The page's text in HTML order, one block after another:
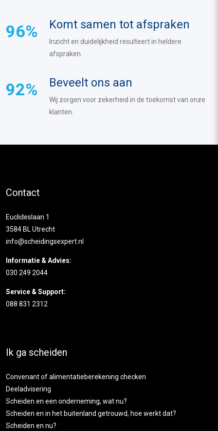
96% Komt samen tot afspraken
Inzicht en duidelijkheid resulteert in heldere
afspraken.
92% Beveelt ons aan
Wij zorgen voor zekerheid in de toekomst van onze
klanten.
Contact
Euclideslaan 1
3584 BL Utrecht
info@scheidingsexpert.nl
Informatie & Advies:
030 249 2044
Service & Support:
088 831 2312
Ik ga scheiden
Convenant of alimentatieberekening checken
Deeladvisering
Scheiden en een onderneming, wat nu?
Scheiden en in het buitenland getrouwd, hoe werkt dat?
Scheiden en nu?